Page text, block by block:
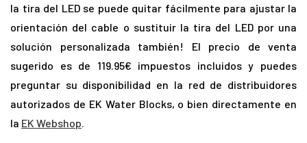
la tira del LED se puede quitar fácilmente para ajustar la
orientación del cable o sustituir la tira del LED por una
solución personalizada también! El precio de venta
sugerido es de 119.95€ impuestos incluidos y puedes
preguntar su disponibilidad en la red de distribuidores
autorizados de EK Water Blocks, o bien directamente en
la EK Webshop.